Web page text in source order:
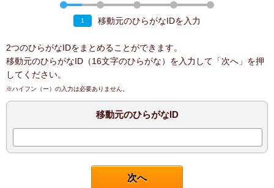
1 移動元のひらがなIDを入力
2つのひらがなIDをまとめることができます。
移動元のひらがなID（16文字のひらがな）を入力して「次へ」を押
してください。
※ハイフン（ー）の入力は必要ありません。
移動元のひらがなID